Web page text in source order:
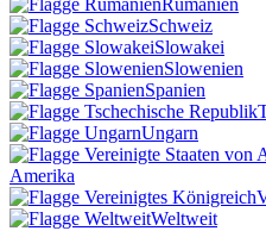
Rumänien
Schweiz
Slowakei
Slowenien
Spanien
Ungarn
Amerika
Weltweit